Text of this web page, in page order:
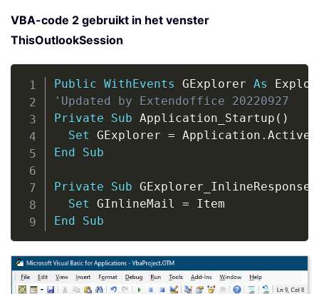
VBA-code 2 gebruikt in het venster
ThisOutlookSession
Public WithEvents GExplorer As
'Updated by Extendoffice 20220927
Private
Sub Application_Startup ( )
Set GExplorer = Application .
End
Sub
Private Sub GExplorer_InlineResponse
Set GInlineMail =
End
Sub
Copy